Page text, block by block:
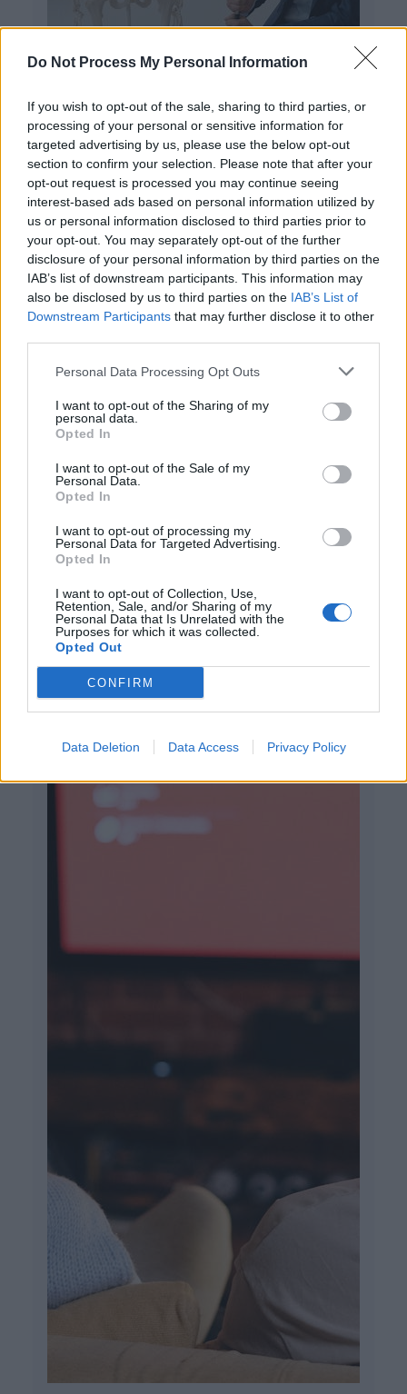
Do Not Process My Personal Information
If you wish to opt-out of the sale, sharing to third parties, or
processing of your personal or sensitive information for
targeted advertising by us, please use the below opt-out
section to confirm your selection. Please note that after your
opt-out request is processed you may continue seeing
interest-based ads based on personal information utilized by
us or personal information disclosed to third parties prior to
your opt-out. You may separately opt-out of the further
disclosure of your personal information by third parties on the
IAB’s list of downstream participants. This information may
also be disclosed by us to third parties on the IAB’s List of
Downstream Participants that may further disclose it to other
Personal Data Processing Opt Outs
I want to opt-out of the Sharing of my
personal data.
Opted In
I want to opt-out of the Sale of my
Personal Data.
Opted In
I want to opt-out of processing my
Personal Data for Targeted Advertising.
Opted In
I want to opt-out of Collection, Use,
Retention, Sale, and/or Sharing of my
Personal Data that Is Unrelated with the
Purposes for which it was collected.
Opted Out
CONFIRM
Data Deletion Data Access Privacy Policy
Mi az a tapasztalati
tanulás és hogyan lehet
elsajátítani?
Ennek a cikknek a célja, hogy
bemutassa, mit is jelent pontosan a
tapasztalati tanulás, milyen elméleti
alapokon nyugszik, milyen előnyökkel
jár, és hogyan sajátíthatjuk el.